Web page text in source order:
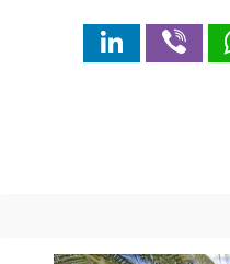
WhatsApp